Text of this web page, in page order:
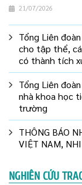
21/07/2026
Tổng Liên
cho tập thể,
có thành tích
Tổng Liên
nhà khoa học
trường
THÔNG BÁO
VIỆT NAM,
NGHIÊN CỨU